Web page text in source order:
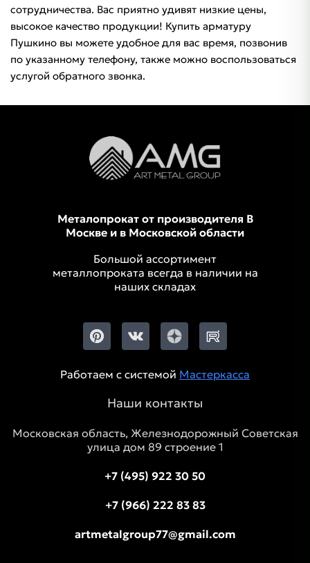
сотрудничества. Вас приятно удивят низкие цены,
высокое качество продукции! Купить арматуру
Пушкино вы можете удобное для вас время, позвонив
по указанному телефону, также можно воспользоваться
услугой обратного звонка.
Металопрокат от производителя В
Москве и в Московской области
Большой ассортимент
металлопроката всегда в наличии на
наших складах
Работаем с системой Мастеркасса
Наши контакты
Московская область, Железнодорожный Советская
улица дом 89 строение 1
+7 (495) 922 30 50
+7 (966) 222 83 83
artmetalgroup77@gmail.com